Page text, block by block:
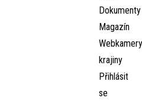
Dokumenty
Magazín
Webkamery
krajiny
Přihlásit
se